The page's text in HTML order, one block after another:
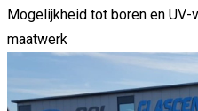
Mogelijkheid tot boren en
maatwerk